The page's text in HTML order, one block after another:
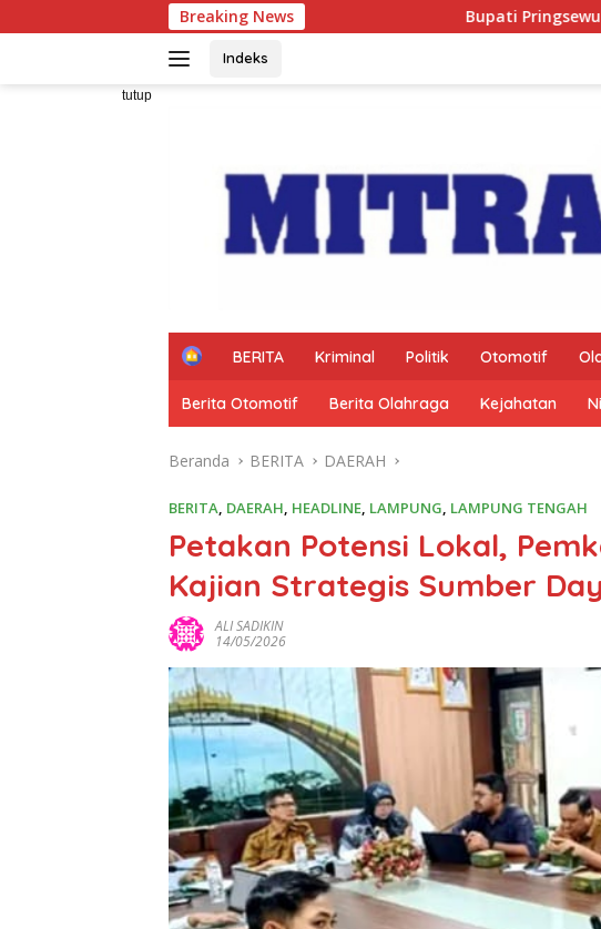
ke
Breaking News Bupati Pringsewu Canangkan
Indeks
tutup
H
m
e
BERITA Kriminal Politik Otomotif
Berita Otomotif Berita Olahraga Kejahatan
Beranda BERITA DAERAH
BERITA, DAERAH, HEADLINE, LAMPUNG, LAMPUNG TENGAH
Petakan Potensi Lokal,
Kajian Strategis Sumber
ALI SADIKIN
14/05/2026